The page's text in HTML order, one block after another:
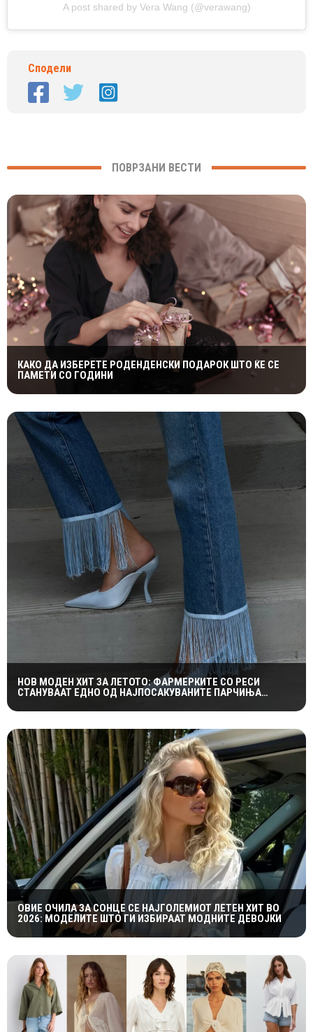
A post shared by Vera Wang (@verawang)
Сподели
ПОВРЗАНИ ВЕСТИ
КАКО ДА ИЗБЕРЕТЕ РОДЕНДЕНСКИ ПОДАРОК ШТО ЌЕ СЕ
ПАМЕТИ СО ГОДИНИ
НОВ МОДЕН ХИТ ЗА ЛЕТОТО: ФАРМЕРКИТЕ СО РЕСИ
СТАНУВААТ ЕДНО ОД НАЈПОСАКУВАНИТЕ ПАРЧИЊА
ОВИЕ ОЧИЛА ЗА СОНЦЕ СЕ НАЈГОЛЕМИОТ ЛЕТЕН ХИТ ВО
2026: МОДЕЛИТЕ ШТО ГИ ИЗБИРААТ МОДНИТЕ ДЕВОЈКИ